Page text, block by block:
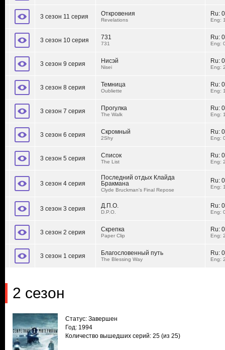
3 сезон 11 серия Откровения
Revelations
Ru:
Eng:
3 сезон 10 серия 731
731
Ru:
Eng:
3 сезон 9 серия Нисэй
Nisei
Ru:
Eng:
3 сезон 8 серия Темница
Oubliette
Ru:
Eng:
3 сезон 7 серия Прогулка
The Walk
Ru:
Eng:
3 сезон 6 серия Скромный
2Shy
Ru:
Eng:
3 сезон 5 серия Список
The List
Ru:
Eng:
3 сезон 4 серия
Последний отдых Клайда
Бракмана
Clyde Bruckman's Final Repose
Ru:
Eng:
3 сезон 3 серия Д.П.О.
D.P.O.
Ru:
Eng:
3 сезон 2 серия Скрепка
Paper Clip
Ru:
Eng:
3 сезон 1 серия Благословенный путь
The Blessing Way
Ru:
Eng:
2 сезон
Статус: Завершен
Год: 1994
Количество вышедших серий: 25 (из 25)